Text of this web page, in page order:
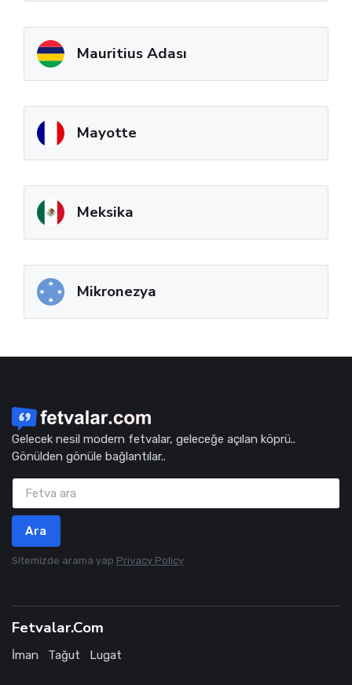
Mauritius Adası
Mayotte
Meksika
Mikronezya
Gelecek nesil modern fetvalar, geleceğe açılan köprü..
Gönülden gönüle bağlantılar..
Ara
Sitemizde arama yap Privacy Policy
Fetvalar.Com
İman Tağut Lugat